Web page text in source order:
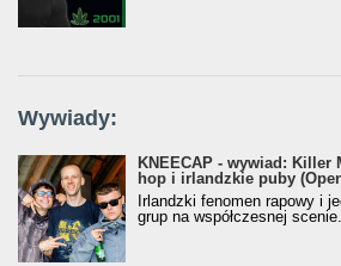
Wywiady:
KNEECAP - wywiad:
hop i irlandzkie puby
Irlandzki fenomen rapowy i
grup na współczesnej